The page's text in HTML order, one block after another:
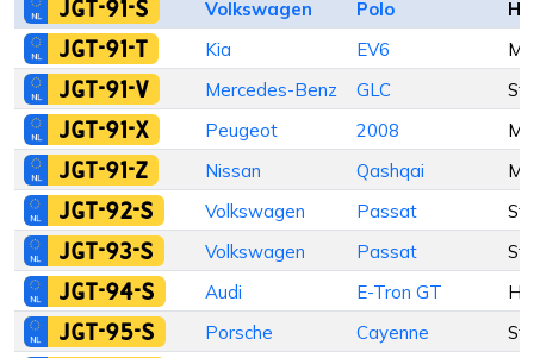
JGT-91-S Volkswagen Polo
JGT-91-T Kia EV6
JGT-91-V Mercedes-Benz GLC
JGT-91-X Peugeot 2008
JGT-91-Z Nissan Qashqai
JGT-92-S Volkswagen Passat
JGT-93-S Volkswagen Passat
JGT-94-S Audi E-Tron GT
JGT-95-S Porsche Cayenne